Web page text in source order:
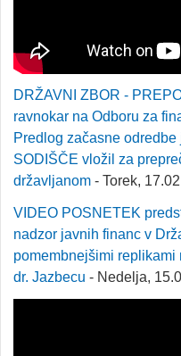
DRŽAVNI ZBOR -
ravnokar na Odboru za
Predlog začasne
SODIŠČE vložil za
državljanom - Torek,
VIDEO POSNETEK
nadzor javnih financ v
pomembnejšimi replikami
dr. Jazbecu - Nedelja,